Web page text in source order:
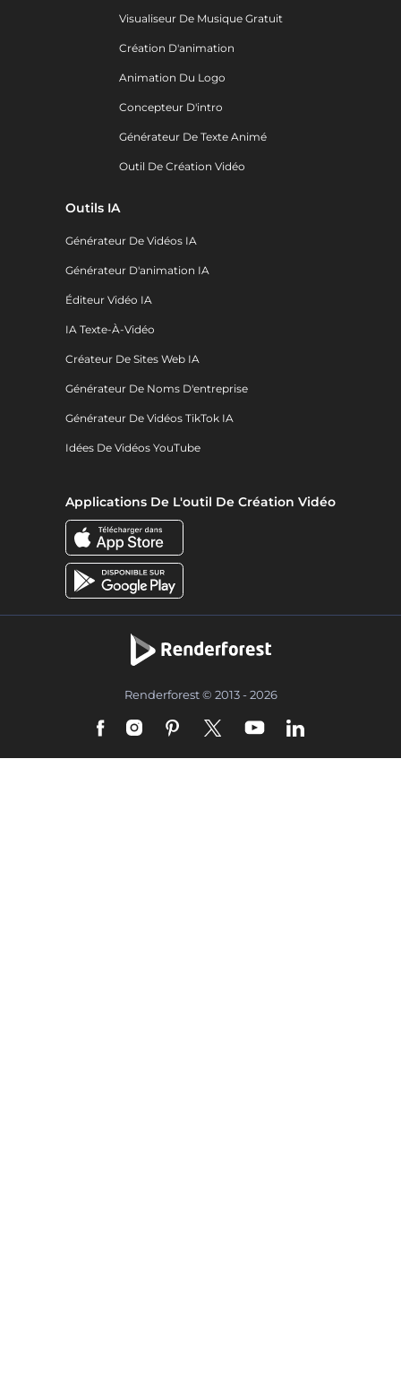
Visualiseur De Musique Gratuit
Création D'animation
Animation Du Logo
Concepteur D'intro
Générateur De Texte Animé
Outil De Création Vidéo
Outils IA
Générateur De Vidéos IA
Générateur D'animation IA
Éditeur Vidéo IA
IA Texte-À-Vidéo
Créateur De Sites Web IA
Générateur De Noms D'entreprise
Générateur De Vidéos TikTok IA
Idées De Vidéos YouTube
Applications De L'outil De Création Vidéo
Renderforest © 2013 - 2026